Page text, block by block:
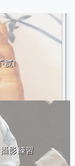
膩!
影練習